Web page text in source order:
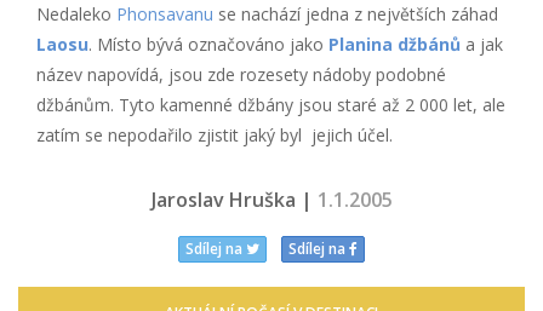
Nedaleko Phonsavanu se nachází jedna z největších záhad
Laosu. Místo bývá označováno jako Planina džbánů a jak
název napovídá, jsou zde rozesety nádoby podobné
džbánům. Tyto kamenné džbány jsou staré až 2 000 let, ale
zatím se nepodařilo zjistit jaký byl jejich účel.
Jaroslav Hruška | 1.1.2005
Sdílej na Sdílej na